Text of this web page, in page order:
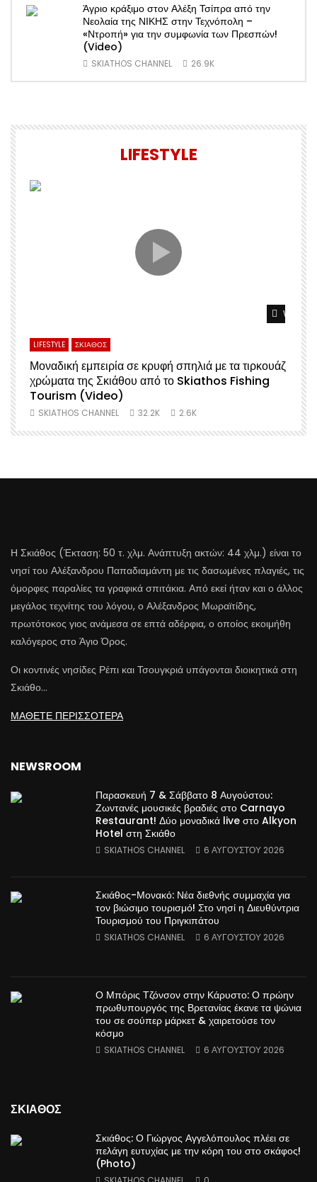
Άγριο κράξιμο στον Αλέξη Τσίπρα από την
Νεολαία της ΝΙΚΗΣ στην Τεχνόπολη –
«Ντροπή» για την συμφωνία των Πρεσπών!
(Video)
SKIATHOS CHANNEL 26.9K
LIFESTYLE
Watch
LIFESTYLE ΣΚΙΑΘΟΣ
Μοναδική εμπειρία σε κρυφή σπηλιά με τα τιρκουάζ
χρώματα της Σκιάθου από το Skiathos Fishing
Tourism (Video)
SKIATHOS CHANNEL 32.2K 2.6K
Η Σκιάθος (Έκταση: 50 τ. χλμ. Ανάπτυξη ακτών: 44 χλμ.) είναι το
νησί του Αλέξανδρου Παπαδιαμάντη με τις δασωμένες πλαγιές, τις
όμορφες παραλίες τα γραφικά σπιτάκια. Από εκεί ήταν και ο άλλος
μεγάλος τεχνίτης του λόγου, ο Αλέξανδρος Μωραϊτίδης,
πρωτότοκος γιος ανάμεσα σε επτά αδέρφια, ο οποίος εκοιμήθη
καλόγερος στο Άγιο Όρος.
Οι κοντινές νησίδες Ρέπι και Τσουγκριά υπάγονται διοικητικά στη
Σκιάθο…
ΜΑΘΕΤΕ ΠΕΡΙΣΣΟΤΕΡΑ
NEWSROOM
Παρασκευή 7 & Σάββατο 8 Αυγούστου:
Ζωντανές μουσικές βραδιές στο Carnayo
Restaurant! Δύο μοναδικά live στο Alkyon
Hotel στη Σκιάθο
SKIATHOS CHANNEL 6 ΑΥΓΟΎΣΤΟΥ 2026
Σκιάθος-Μονακό: Νέα διεθνής συμμαχία για
τον βιώσιμο τουρισμό! Στο νησί η Διευθύντρια
Τουρισμού του Πριγκιπάτου
SKIATHOS CHANNEL 6 ΑΥΓΟΎΣΤΟΥ 2026
Ο Μπόρις Τζόνσον στην Κάρυστο: Ο πρώην
πρωθυπουργός της Βρετανίας έκανε τα ψώνια
του σε σούπερ μάρκετ & χαιρετούσε τον
κόσμο
SKIATHOS CHANNEL 6 ΑΥΓΟΎΣΤΟΥ 2026
ΣΚΙΑΘΟΣ
Σκιάθος: Ο Γιώργος Αγγελόπουλος πλέει σε
πελάγη ευτυχίας με την κόρη του στο σκάφος!
(Photo)